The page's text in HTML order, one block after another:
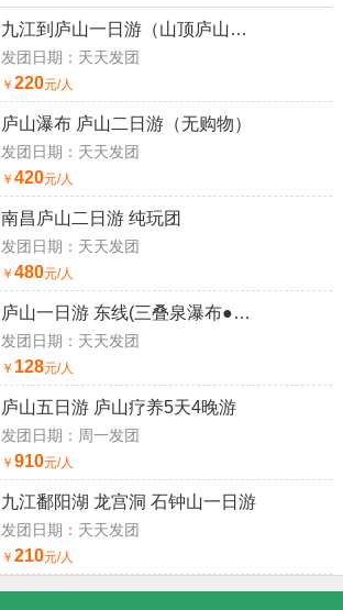
九江到庐山一日游（山顶庐山一日游）
发团日期：天天发团
￥ 220元/人
庐山瀑布 庐山二日游（无购物）
发团日期：天天发团
￥ 420元/人
南昌庐山二日游 纯玩团
发团日期：天天发团
￥ 480元/人
庐山一日游 东线(三叠泉瀑布●秀峰瀑布)
发团日期：天天发团
￥ 128元/人
庐山五日游 庐山疗养5天4晚游
发团日期：周一发团
￥ 910元/人
九江鄱阳湖 龙宫洞 石钟山一日游
发团日期：天天发团
￥ 210元/人